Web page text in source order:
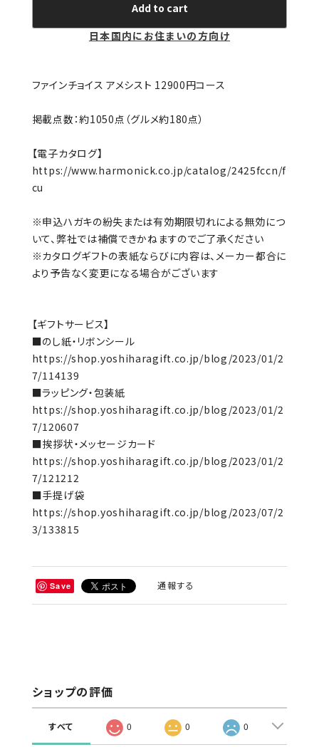
Add to cart
日本国内にお住まいの方向け
ファインチョイス アメシスト 12900円コース
掲載点数：約1050点（グルメ約180点）
【電子カタログ】
https://www.harmonick.co.jp/catalog/2425fccn/f
cu
※申込ハガキの紛失または有効期限切れによる無効につ
いて、弊社では補償できかねますのでご了承ください
※カタログギフトの表紙ならびに内容は、メーカー都合に
より予告なく変更になる場合がございます
【ギフトサービス】
■のし紙・リボンシール
https://shop.yoshiharagift.co.jp/blog/2023/01/2
7/114139
■ラッピング・包装紙
https://shop.yoshiharagift.co.jp/blog/2023/01/2
7/120607
■挨拶状・メッセージカード
https://shop.yoshiharagift.co.jp/blog/2023/01/2
7/121212
■手提げ袋
https://shop.yoshiharagift.co.jp/blog/2023/07/2
3/133815
Save 通報する
ショップの評価
すべて 0 0 0